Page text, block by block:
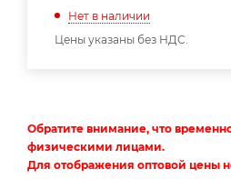
Нет в наличии
Цены указаны без НДС.
Обратите внимание, что
физическими лицами.
Для отображения оптовой цены